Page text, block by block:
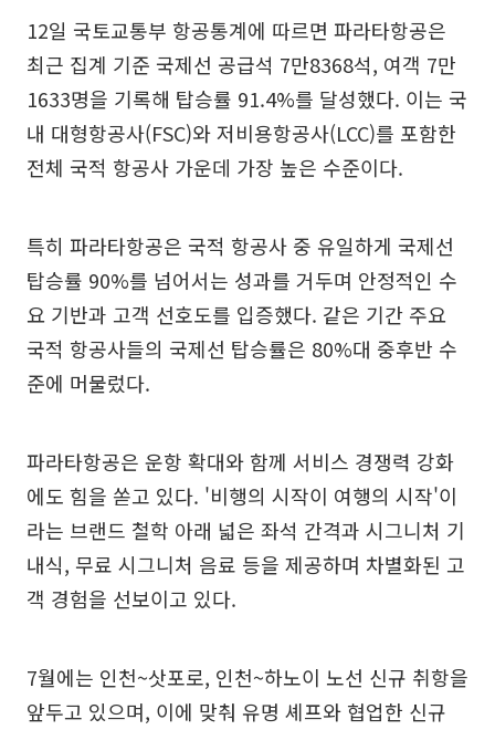
12일 국토교통부 항공통계에 따르면 파라타항공은
최근 집계 기준 국제선 공급석 7만8368석, 여객 7만
1633명을 기록해 탑승률 91.4%를 달성했다. 이는 국
내 대형항공사(FSC)와 저비용항공사(LCC)를 포함한
전체 국적 항공사 가운데 가장 높은 수준이다.
특히 파라타항공은 국적 항공사 중 유일하게 국제선
탑승률 90%를 넘어서는 성과를 거두며 안정적인 수
요 기반과 고객 선호도를 입증했다. 같은 기간 주요
국적 항공사들의 국제선 탑승률은 80%대 중후반 수
준에 머물렀다.
파라타항공은 운항 확대와 함께 서비스 경쟁력 강화
에도 힘을 쏟고 있다. '비행의 시작이 여행의 시작'이
라는 브랜드 철학 아래 넓은 좌석 간격과 시그니처 기
내식, 무료 시그니처 음료 등을 제공하며 차별화된 고
객 경험을 선보이고 있다.
7월에는 인천~삿포로, 인천~하노이 노선 신규 취항을
앞두고 있으며, 이에 맞춰 유명 셰프와 협업한 신규